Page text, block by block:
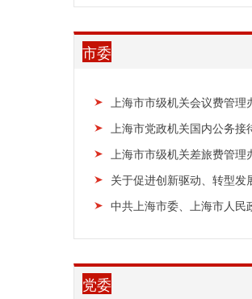
市委
上海市市级机关会议费管理
上海市党政机关国内公务接
上海市市级机关差旅费管理
关于促进创新驱动、转型发
中共上海市委、上海市人
党委